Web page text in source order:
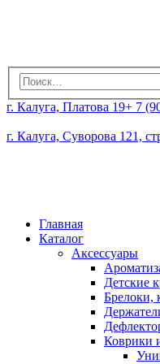
г. Калуга, Платова 19+ 7
г. Калуга, Суворова 121,
Главная
Каталог
Аксессуары
Детские
Брелоки,
Коврики